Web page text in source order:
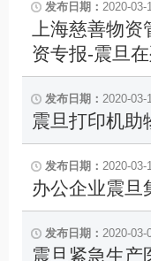
2020-03-
上海慈善物
资专报-震旦在
2020-03-
震旦打印机助
2020-03-
办公企业震旦
2020-03-
震旦紧急生产